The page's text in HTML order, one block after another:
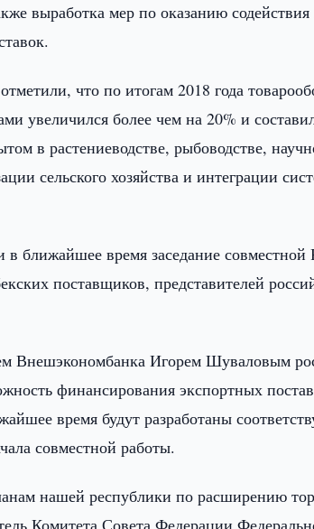
выработка мер по оказанию
что по итогам 2018 года
увеличился более чем на 20% и
в растениеводстве, рыбоводстве,
сельского хозяйства и интеграции
ближайшее время заседание
поставщиков, представителей
Внешэкономбанка Игорем Шуваловым
финансирования экспортных
время будут разработаны
совместной работы.
нашей республики по расширению
Комитета Совета Федерации